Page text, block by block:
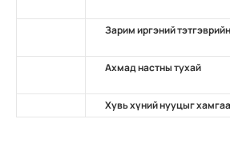
Зарим иргэний
Ахмад настны тухай
Хувь хүний нууцыг